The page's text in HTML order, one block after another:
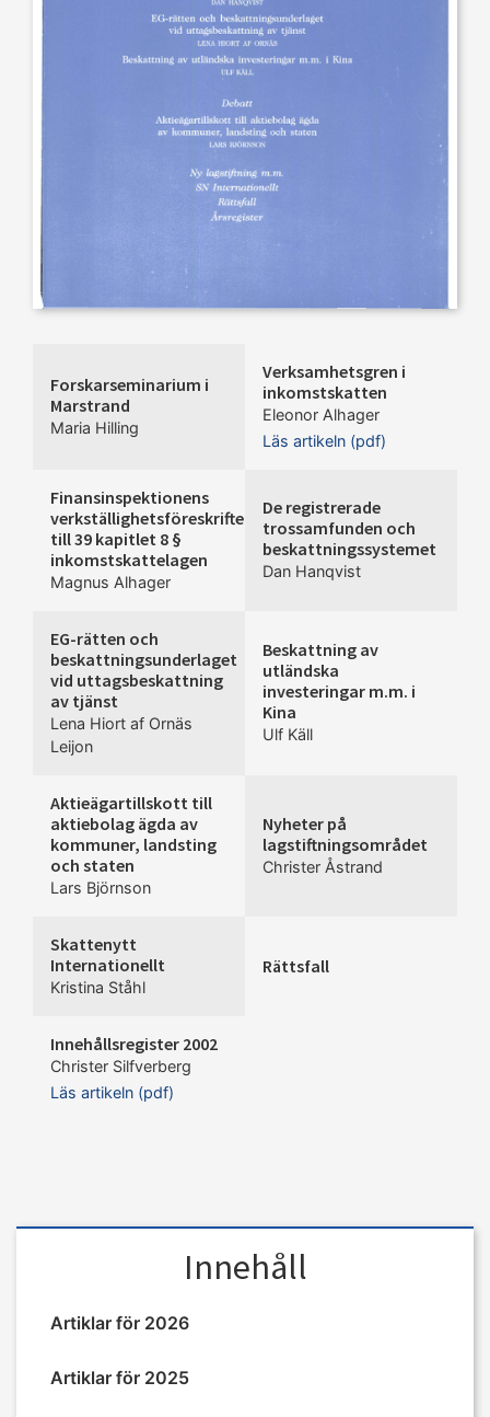
Innehåll
Artiklar för 2026
Artiklar för 2025
Forskarseminarium i
Marstrand
Maria Hilling
Verksamhetsgren i
inkomstskatten
Eleonor Alhager
Läs artikeln (pdf)
Finansinspektionens
verkställighetsföreskrifter
till 39 kapitlet 8 §
inkomstskattelagen
Magnus Alhager
De registrerade
trossamfunden och
beskattningssystemet
Dan Hanqvist
EG-rätten och
beskattningsunderlaget
vid uttagsbeskattning
av tjänst
Lena Hiort af Ornäs
Leijon
Beskattning av
utländska
investeringar m.m. i
Kina
Ulf Käll
Aktieägartillskott till
aktiebolag ägda av
kommuner, landsting
och staten
Lars Björnson
Nyheter på
lagstiftningsområdet
Christer Åstrand
Skattenytt
Internationellt
Kristina Ståhl
Rättsfall
Innehållsregister 2002
Christer Silfverberg
Läs artikeln (pdf)